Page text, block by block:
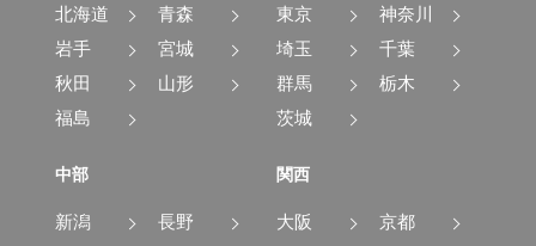
北海道
青森
岩手
宮城
秋田
山形
福島
東京
神奈川
埼玉
千葉
群馬
栃木
茨城
中部
新潟
長野
関西
大阪
京都